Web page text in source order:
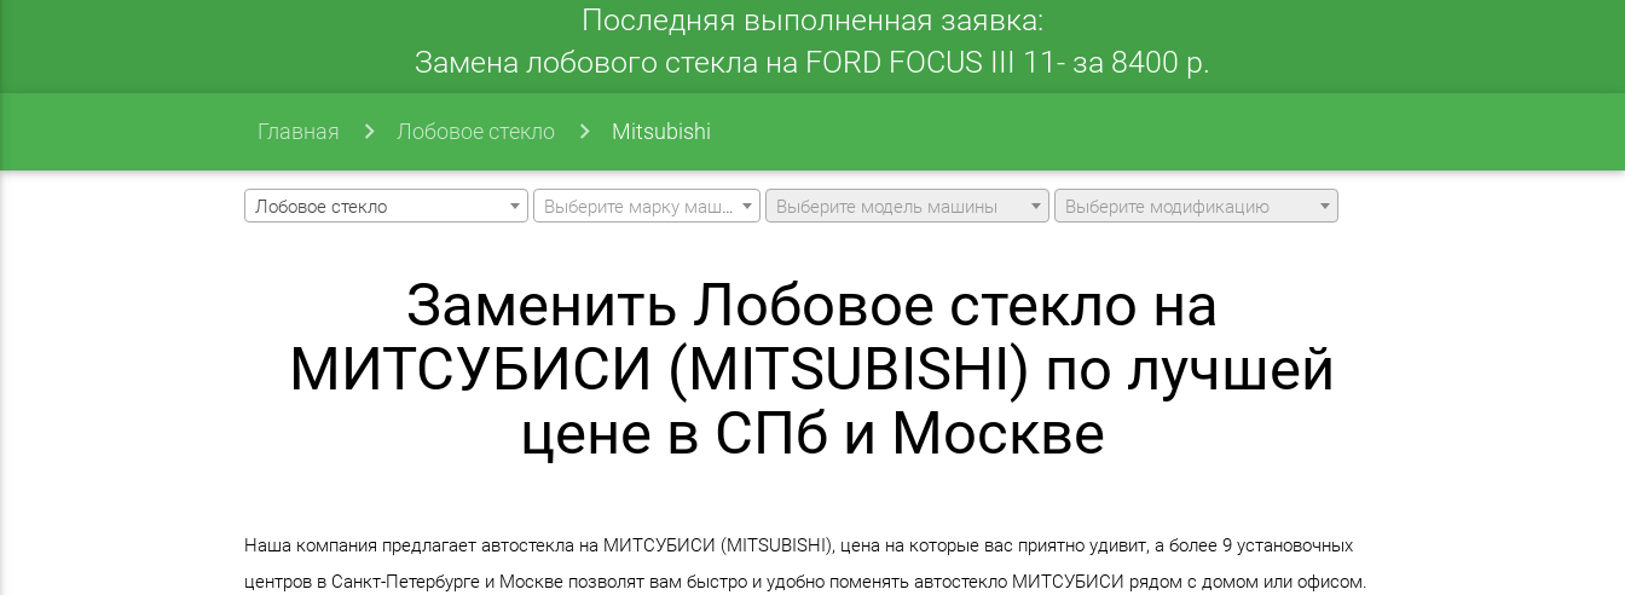
Последняя выполненная заявка:
Замена лобового стекла на FORD FOCUS III 11- за 8400 р.
Главная Лобовое стекло Mitsubishi
Лобовое стекло Выберите марку машины Выберите модель машины Выберите модификацию
Заменить Лобовое стекло на
МИТСУБИСИ (MITSUBISHI) по лучшей
цене в СПб и Москве
Наша компания предлагает автостекла на МИТСУБИСИ (MITSUBISHI), цена на которые вас приятно удивит, а более 9 установочных
центров в Санкт-Петербурге и Москве позволят вам быстро и удобно поменять автостекло МИТСУБИСИ рядом с домом или офисом.